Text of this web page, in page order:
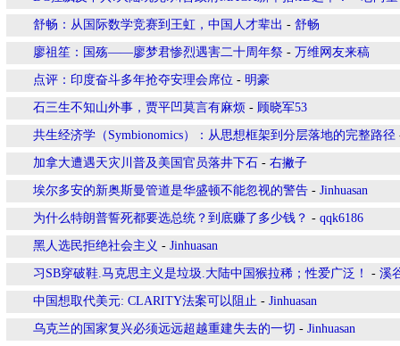
舒畅：从国际数学竞赛到王虹，中国人才辈出 - 舒畅
廖祖笙：国殇——廖梦君惨烈遇害二十周年祭 - 万维网友来稿
点评：印度奋斗多年抢夺安理会席位 - 明豪
石三生不知山外事，贾平凹莫言有麻烦 - 顾晓军53
共生经济学（Symbionomics）：从思想框架到分层落地的完整路径
加拿大遭遇天灾川普及美国官员落井下石 - 右撇子
埃尔多安的新奥斯曼管道是华盛顿不能忽视的警告 - Jinhuasan
为什么特朗普誓死都要选总统？到底赚了多少钱？ - qqk6186
黑人选民拒绝社会主义 - Jinhuasan
习SB穿破鞋.马克思主义是垃圾.大陆中国猴拉稀；性爱广泛！ - 溪
中国想取代美元: CLARITY法案可以阻止 - Jinhuasan
乌克兰的国家复兴必须远远超越重建失去的一切 - Jinhuasan